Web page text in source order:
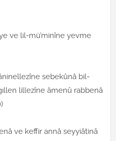
ve lil-mü’minîne yevme
sebekûnâ bil-
lillezîne âmenû rabbenâ
ve keffir annâ seyyiâtinâ